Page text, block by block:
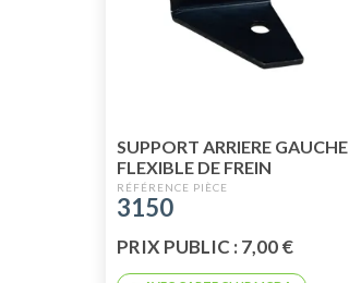
SUPPORT ARRIERE GAUCHE
FLEXIBLE DE FREIN
3150
PRIX PUBLIC : 7,00 €